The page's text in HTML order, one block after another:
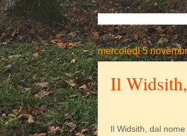
mercoledì 5
Il
Il Widsith, dal